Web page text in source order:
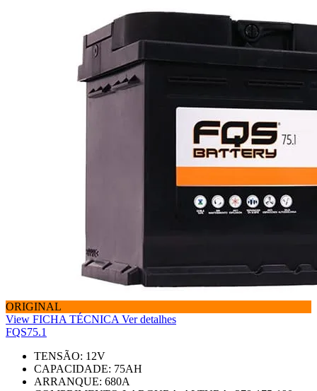
ORIGINAL
View FICHA TÉCNICA Ver detalhes
FQS75.1
TENSÃO: 12V
CAPACIDADE: 75AH
ARRANQUE: 680A